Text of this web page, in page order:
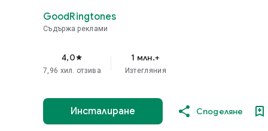
GoodRingtones
Съдържа реклами
4,0star
7,96 хил. отзива
1 млн.+
Изтегляния
Инсталиране Споделяне